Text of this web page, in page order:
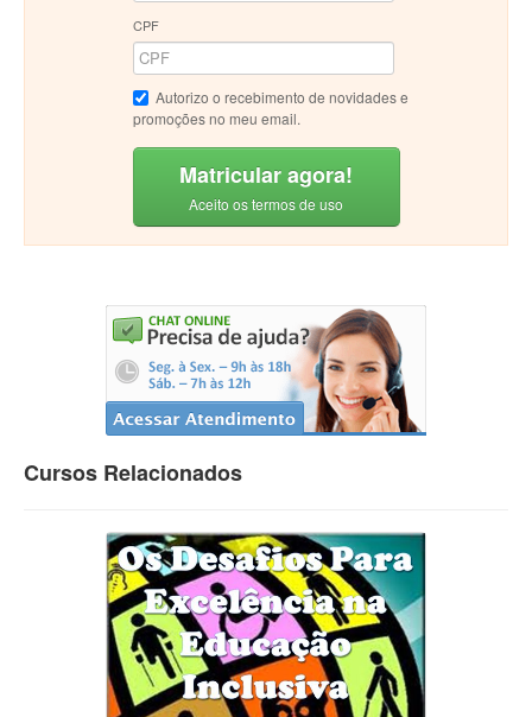
CPF
Autorizo o recebimento de novidades e
promoções no meu email.
Matricular agora!
Aceito os termos de uso
Cursos Relacionados